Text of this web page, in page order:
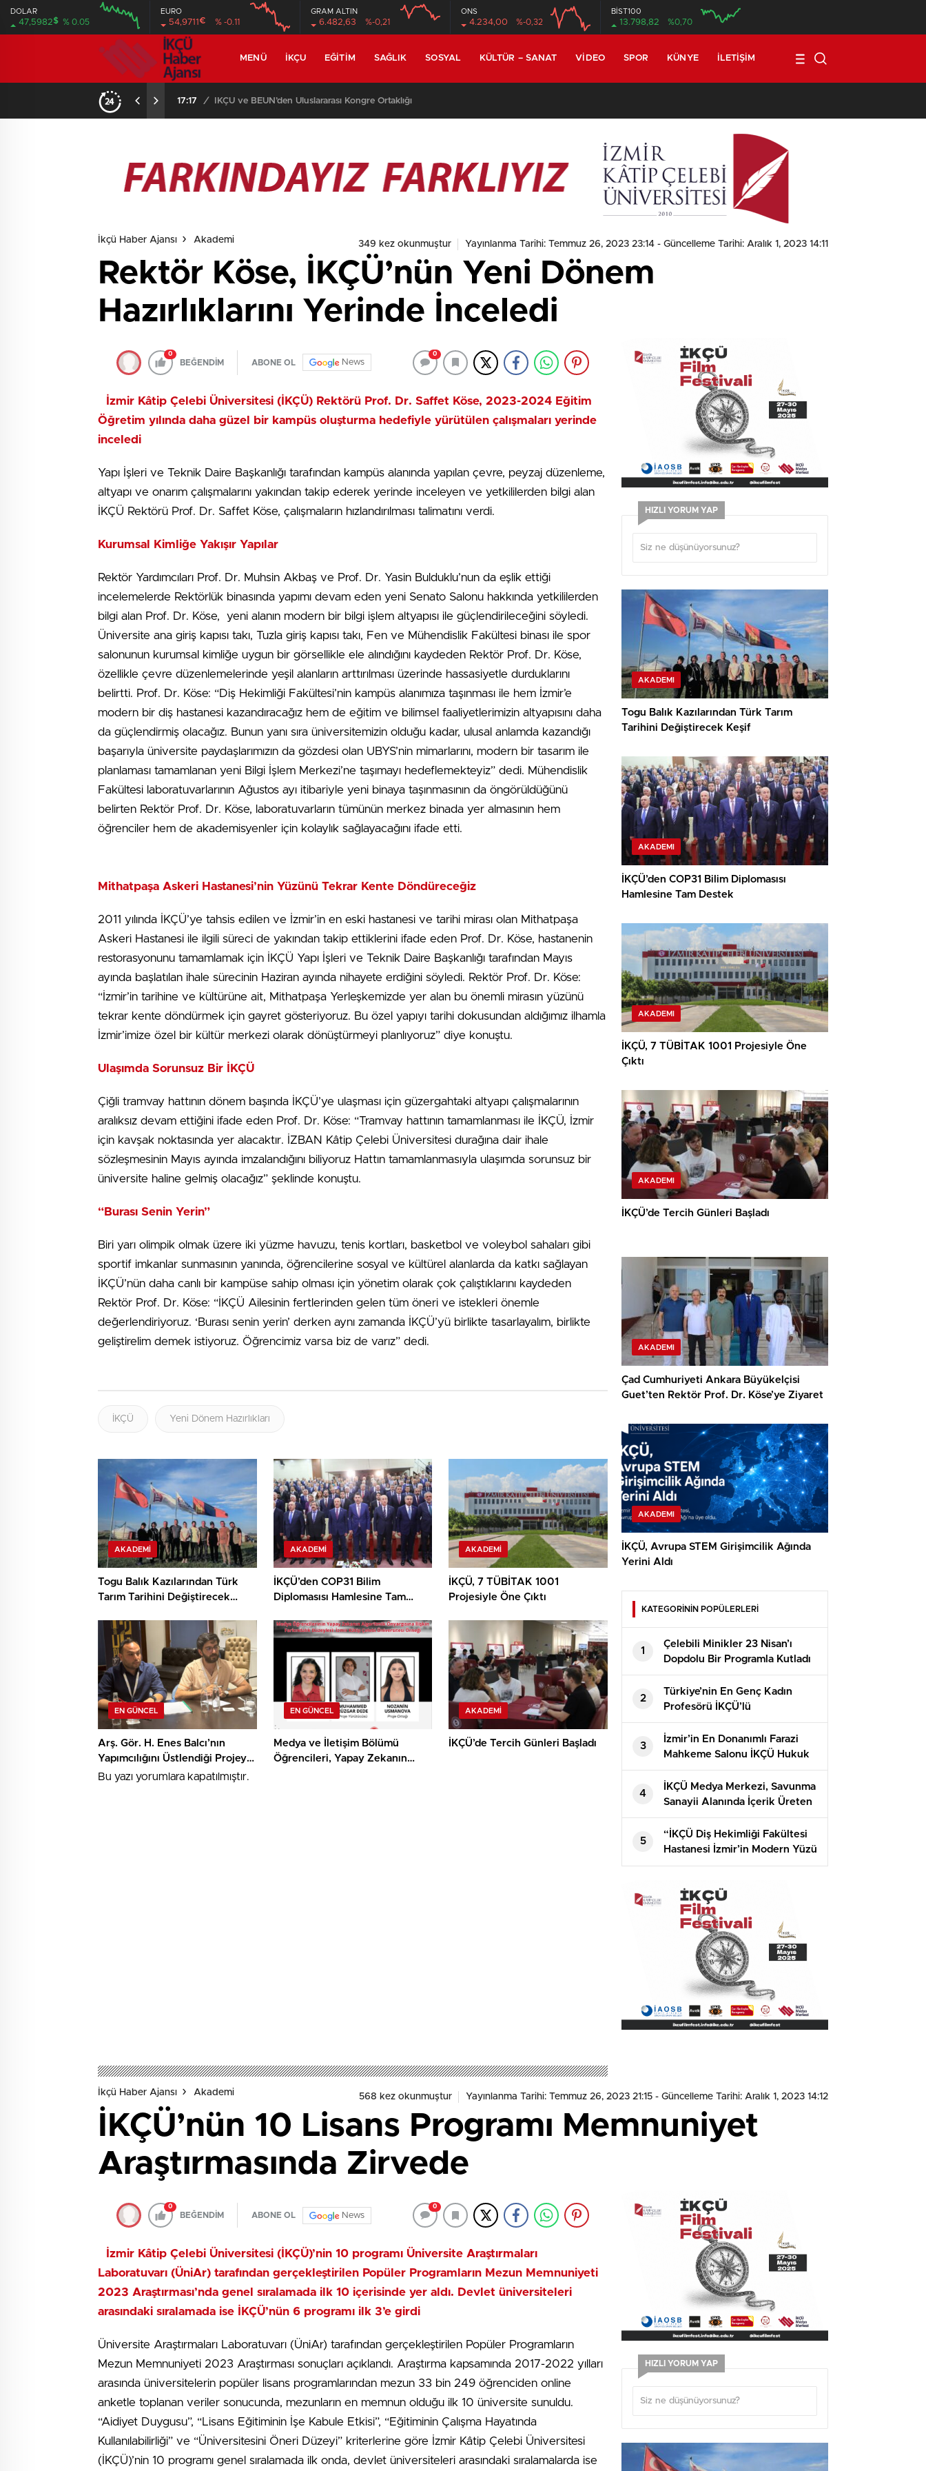
DOLAR
47,5982$ % 0.05
EURO
54,9711€ % -0.11
GRAM ALTIN
6.482,63 %-0,21
ONS
4.234,00 %-0,32
BİST100
13.798,82 %0,70
MENÜ İKÇU EĞITIM SAĞLIK SOSYAL KÜLTÜR – SANAT VIDEO SPOR KÜNYE İLETIŞIM
17:17 / İKÇÜ ve BEUN’den Uluslararası Kongre Ortaklığı
İkçü Haber Ajansı Akademi 349 kez okunmuştur Yayınlanma Tarihi: Temmuz 26, 2023 23:14 - Güncelleme Tarihi: Aralık 1, 2023 14:11
Rektör Köse, İKÇÜ’nün Yeni Dönem
Hazırlıklarını Yerinde İnceledi
0
BEĞENDİM ABONE OL News
0
İzmir Kâtip Çelebi Üniversitesi (İKÇÜ) Rektörü Prof. Dr. Saffet Köse, 2023-2024 Eğitim
Öğretim yılında daha güzel bir kampüs oluşturma hedefiyle yürütülen çalışmaları yerinde
inceledi
Yapı İşleri ve Teknik Daire Başkanlığı tarafından kampüs alanında yapılan çevre, peyzaj düzenleme,
altyapı ve onarım çalışmalarını yakından takip ederek yerinde inceleyen ve yetkililerden bilgi alan
İKÇÜ Rektörü Prof. Dr. Saffet Köse, çalışmaların hızlandırılması talimatını verdi.
Kurumsal Kimliğe Yakışır Yapılar
Rektör Yardımcıları Prof. Dr. Muhsin Akbaş ve Prof. Dr. Yasin Bulduklu’nun da eşlik ettiği
incelemelerde Rektörlük binasında yapımı devam eden yeni Senato Salonu hakkında yetkililerden
bilgi alan Prof. Dr. Köse, yeni alanın modern bir bilgi işlem altyapısı ile güçlendirileceğini söyledi.
Üniversite ana giriş kapısı takı, Tuzla giriş kapısı takı, Fen ve Mühendislik Fakültesi binası ile spor
salonunun kurumsal kimliğe uygun bir görsellikle ele alındığını kaydeden Rektör Prof. Dr. Köse,
özellikle çevre düzenlemelerinde yeşil alanların arttırılması üzerinde hassasiyetle durduklarını
belirtti. Prof. Dr. Köse: “Diş Hekimliği Fakültesi’nin kampüs alanımıza taşınması ile hem İzmir’e
modern bir diş hastanesi kazandıracağız hem de eğitim ve bilimsel faaliyetlerimizin altyapısını daha
da güçlendirmiş olacağız. Bunun yanı sıra üniversitemizin olduğu kadar, ulusal anlamda kazandığı
başarıyla üniversite paydaşlarımızın da gözdesi olan UBYS’nin mimarlarını, modern bir tasarım ile
planlaması tamamlanan yeni Bilgi İşlem Merkezi’ne taşımayı hedeflemekteyiz” dedi. Mühendislik
Fakültesi laboratuvarlarının Ağustos ayı itibariyle yeni binaya taşınmasının da öngörüldüğünü
belirten Rektör Prof. Dr. Köse, laboratuvarların tümünün merkez binada yer almasının hem
öğrenciler hem de akademisyenler için kolaylık sağlayacağını ifade etti.
Mithatpaşa Askeri Hastanesi’nin Yüzünü Tekrar Kente Döndüreceğiz
2011 yılında İKÇÜ’ye tahsis edilen ve İzmir’in en eski hastanesi ve tarihi mirası olan Mithatpaşa
Askeri Hastanesi ile ilgili süreci de yakından takip ettiklerini ifade eden Prof. Dr. Köse, hastanenin
restorasyonunu tamamlamak için İKÇÜ Yapı İşleri ve Teknik Daire Başkanlığı tarafından Mayıs
ayında başlatılan ihale sürecinin Haziran ayında nihayete erdiğini söyledi. Rektör Prof. Dr. Köse:
“İzmir’in tarihine ve kültürüne ait, Mithatpaşa Yerleşkemizde yer alan bu önemli mirasın yüzünü
tekrar kente döndürmek için gayret gösteriyoruz. Bu özel yapıyı tarihi dokusundan aldığımız ilhamla
İzmir’imize özel bir kültür merkezi olarak dönüştürmeyi planlıyoruz” diye konuştu.
Ulaşımda Sorunsuz Bir İKÇÜ
Çiğli tramvay hattının dönem başında İKÇÜ’ye ulaşması için güzergahtaki altyapı çalışmalarının
aralıksız devam ettiğini ifade eden Prof. Dr. Köse: “Tramvay hattının tamamlanması ile İKÇÜ, İzmir
için kavşak noktasında yer alacaktır. İZBAN Kâtip Çelebi Üniversitesi durağına dair ihale
sözleşmesinin Mayıs ayında imzalandığını biliyoruz Hattın tamamlanmasıyla ulaşımda sorunsuz bir
üniversite haline gelmiş olacağız” şeklinde konuştu.
“Burası Senin Yerin”
Biri yarı olimpik olmak üzere iki yüzme havuzu, tenis kortları, basketbol ve voleybol sahaları gibi
sportif imkanlar sunmasının yanında, öğrencilerine sosyal ve kültürel alanlarda da katkı sağlayan
İKÇÜ’nün daha canlı bir kampüse sahip olması için yönetim olarak çok çalıştıklarını kaydeden
Rektör Prof. Dr. Köse: “İKÇÜ Ailesinin fertlerinden gelen tüm öneri ve istekleri önemle
değerlendiriyoruz. ‘Burası senin yerin’ derken aynı zamanda İKÇÜ’yü birlikte tasarlayalım, birlikte
geliştirelim demek istiyoruz. Öğrencimiz varsa biz de varız” dedi.
İKÇÜ Yeni Dönem Hazırlıkları
AKADEMI
Togu Balık Kazılarından Türk
Tarım Tarihini Değiştirecek
AKADEMI
İKÇÜ’den COP31 Bilim
Diplomasısı Hamlesine Tam
AKADEMI
İKÇÜ, 7 TÜBİTAK 1001
Projesiyle Öne Çıktı
EN GÜNCEL
Arş. Gör. H. Enes Balcı’nın
Yapımcılığını Üstlendiği Projeye
TRT Kısa Film Yapım Ödülü
EN GÜNCEL
Medya ve İletişim Bölümü
Öğrencileri, Yapay Zekanın
AKADEMI
İKÇÜ’de Tercih Günleri Başladı
Bu yazı yorumlara kapatılmıştır.
HIZLI YORUM YAP
AKADEMI
Togu Balık Kazılarından Türk Tarım
Tarihini Değiştirecek Keşif
AKADEMI
İKÇÜ’den COP31 Bilim Diplomasısı
Hamlesine Tam Destek
AKADEMI
İKÇÜ, 7 TÜBİTAK 1001 Projesiyle Öne
Çıktı
AKADEMI
İKÇÜ’de Tercih Günleri Başladı
AKADEMI
Çad Cumhuriyeti Ankara Büyükelçisi
Guet’ten Rektör Prof. Dr. Köse’ye Ziyaret
AKADEMI
İKÇÜ, Avrupa STEM Girişimcilik Ağında
Yerini Aldı
KATEGORİNİN POPÜLERLERİ
1
Çelebili Minikler 23 Nisan’ı
Dopdolu Bir Programla Kutladı
2
Türkiye’nin En Genç Kadın
Profesörü İKÇÜ’lü
3
İzmir’in En Donanımlı Farazi
Mahkeme Salonu İKÇÜ Hukuk
Fakültesi’nde Açıldı
4
İKÇÜ Medya Merkezi, Savunma
Sanayii Alanında İçerik Üreten
Kaner Kurt’u Ağırladı
5
“İKÇÜ Diş Hekimliği Fakültesi
Hastanesi İzmir’in Modern Yüzü
Olacak”
İkçü Haber Ajansı Akademi 568 kez okunmuştur Yayınlanma Tarihi: Temmuz 26, 2023 21:15 - Güncelleme Tarihi: Aralık 1, 2023 14:12
İKÇÜ’nün 10 Lisans Programı Memnuniyet
Araştırmasında Zirvede
0
BEĞENDİM ABONE OL News
0
İzmir Kâtip Çelebi Üniversitesi (İKÇÜ)’nin 10 programı Üniversite Araştırmaları
Laboratuvarı (ÜniAr) tarafından gerçekleştirilen Popüler Programların Mezun Memnuniyeti
2023 Araştırması’nda genel sıralamada ilk 10 içerisinde yer aldı. Devlet üniversiteleri
arasındaki sıralamada ise İKÇÜ’nün 6 programı ilk 3’e girdi
Üniversite Araştırmaları Laboratuvarı (ÜniAr) tarafından gerçekleştirilen Popüler Programların
Mezun Memnuniyeti 2023 Araştırması sonuçları açıklandı. Araştırma kapsamında 2017-2022 yılları
arasında üniversitelerin popüler lisans programlarından mezun 33 bin 249 öğrenciden online
anketle toplanan veriler sonucunda, mezunların en memnun olduğu ilk 10 üniversite sunuldu.
“Aidiyet Duygusu”, “Lisans Eğitiminin İşe Kabule Etkisi”, “Eğitiminin Çalışma Hayatında
Kullanılabilirliği” ve “Üniversitesini Öneri Düzeyi” kriterlerine göre İzmir Kâtip Çelebi Üniversitesi
(İKÇÜ)’nin 10 programı genel sıralamada ilk onda, devlet üniversiteleri arasındaki sıralamalarda ise
HIZLI YORUM YAP